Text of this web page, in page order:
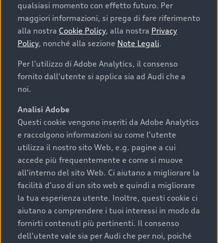
Cosa sapere prima di
acquistare la tua prossima
auto
I requisiti fondamentali da considerare prima di
acquistare un’auto usata, oltre al prezzo e all'aspetto,
chilometraggio: un valore contenuto corrisponde a
uno stato migliore del veicolo e a una maggiore
durata nel tempo;
cronologia dei tagliandi: una documentazione
completa della vettura certifica una manutenzione
costante e accurata;
condizioni della carrozzeria e degli interni: una
buona conservazione evidenzia cura e attenzione del
precedente proprietario;
qualsiasi momento con effetto futuro. Per
maggiori informazioni, si prega di fare riferimento
alla nostra Cookie Policy, alla nostra Privacy
Policy, nonché alla sezione Note Legali.
Per l'utilizzo di Adobe Analytics, il consenso
fornito dall'utente si applica sia ad Audi che a
noi.
Analisi Adobe
Questi cookie vengono inseriti da Adobe Analytics
e raccolgono informazioni su come l'utente
utilizza il nostro sito Web, e.g. pagine a cui
accede più frequentemente e come si muove
all'interno del sito Web. Ci aiutano a migliorare la
facilità d'uso di un sito web e quindi a migliorare
la tua esperienza utente. Inoltre, questi cookie ci
aiutano a comprendere i tuoi interessi in modo da
fornirti contenuti più pertinenti. Il consenso
dell'utente vale sia per Audi che per noi, poiché